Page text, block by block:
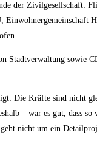
der Zivilgesellschaft:
Stadtverwaltung sowie
Die Kräfte sind nicht
– war es gut, dass so
nicht um ein